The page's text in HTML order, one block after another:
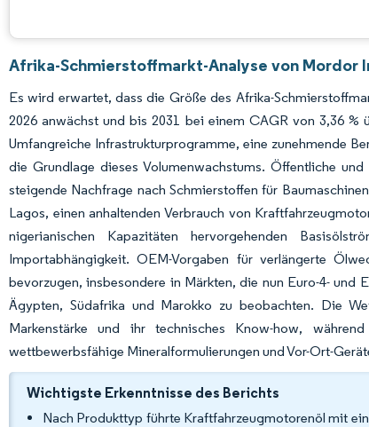
Afrika-Schmierstoffmarkt-Analyse von Mordor
Es wird erwartet, dass die Größe des Afrika-
2026 anwächst und bis 2031 bei einem CAGR von 3,36
Umfangreiche Infrastrukturprogramme, eine zunehmende
die Grundlage dieses Volumenwachstums. Öffentliche
steigende Nachfrage nach Schmierstoffen für
Lagos, einen anhaltenden Verbrauch von
nigerianischen Kapazitäten hervorgehenden
Importabhängigkeit. OEM-Vorgaben für verlängerte
bevorzugen, insbesondere in Märkten, die nun Euro-4- und
Ägypten, Südafrika und Marokko zu beobachten. Die
Markenstärke und ihr technisches Know-how,
wettbewerbsfähige Mineralformulierungen und Vor-Ort-
Wichtigste Erkenntnisse des Berichts
Nach Produkttyp führte Kraftfahrzeugmotorenöl mit